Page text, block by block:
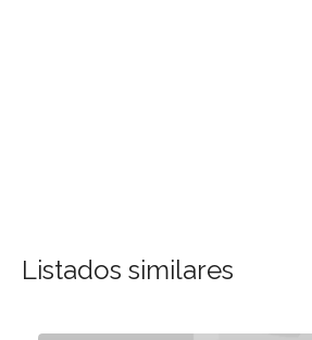
Listados similares